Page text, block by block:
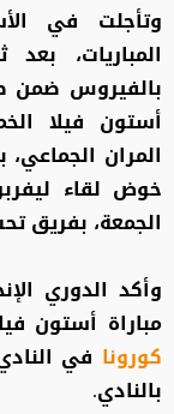
وتأجلت في
المباريات،
بالفيروس ضمن
أستون فيلا
المران
خوض لقاء
الجمعة، بفريق تحت 23
وأكد الدوري
مباراة أستون
كورونا في
بالنادي.